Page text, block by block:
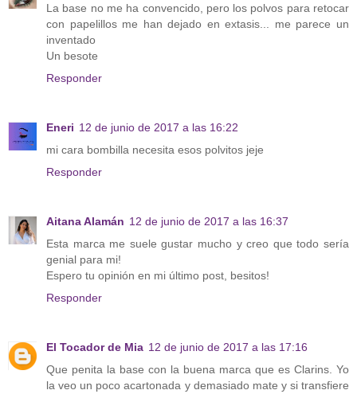
La base no me ha convencido, pero los polvos para retocar
con papelillos me han dejado en extasis... me parece un
inventado
Un besote
Responder
Eneri 12 de junio de 2017 a las 16:22
mi cara bombilla necesita esos polvitos jeje
Responder
Aitana Alamán 12 de junio de 2017 a las 16:37
Esta marca me suele gustar mucho y creo que todo sería
genial para mi!
Espero tu opinión en mi último post, besitos!
Responder
El Tocador de Mia 12 de junio de 2017 a las 17:16
Que penita la base con la buena marca que es Clarins. Yo
la veo un poco acartonada y demasiado mate y si transfiere